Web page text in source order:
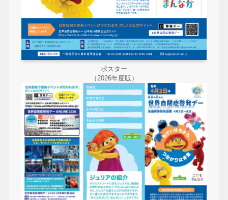
ポスター
（2026年度版）